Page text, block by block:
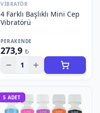
VIBRATÖR
4 Farklı Başlıklı Mini Cep
Vibratörü
PERAKENDE
273,9 ₺
1
5 ADET